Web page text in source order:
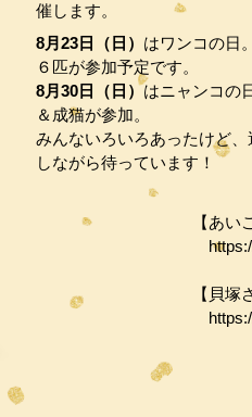
催します。
8月23日（日） はワンコの日
６匹が参加予定です。
8月30日（日）はニャンコの
＆成猫が参加。
みんないろいろあったけど
しながら待っています！
【あい
【貝塚